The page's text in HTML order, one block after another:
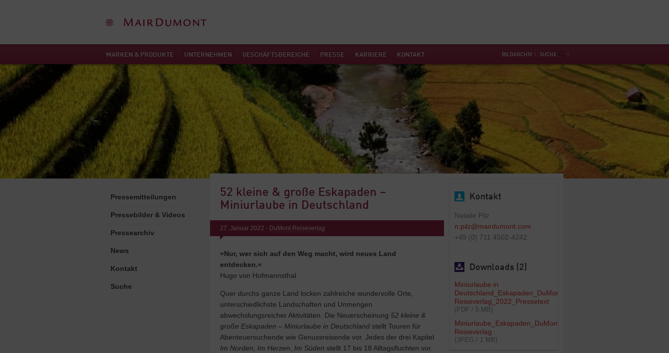
MARKEN & PRODUKTE UNTERNEHMEN GESCHÄFTSBEREICHE PRESSE KARRIERE KONTAKT BILDARCHIV SUCHE
Pressemitteilungen
Pressebilder & Videos
Pressearchiv
News
Kontakt
Suche
Kontakt
Natalie Pilz
n.pilz@mairdumont.com
+49 (0) 711 4502-4242
Downloads (2)
Miniurlaube in
Deutschland_Eskapaden_DuMont
Reiseverlag_2022_Pressetext
(PDF / 5 MB)
Miniurlaube_Eskapaden_DuMont
Reiseverlag
(JPEG / 1 MB)
52 kleine & große Eskapaden –
Miniurlaube in Deutschland
27. Januar 2022 - DuMont Reiseverlag
»Nur, wer sich auf den Weg macht, wird neues Land
entdecken.«
Hugo von Hofmannsthal
Quer durchs ganze Land locken zahlreiche wundervolle Orte,
unterschiedlichste Landschaften und Unmengen
abwechslungsreicher Aktivitäten. Die Neuerscheinung 52 kleine &
große Eskapaden – Miniurlaube in Deutschland stellt Touren für
Abenteuersuchende wie Genussreisende vor. Jedes der drei Kapitel
Im Norden
Im Herzen Im Süden stellt 17 bis 18 Alltagsfluchten vor.